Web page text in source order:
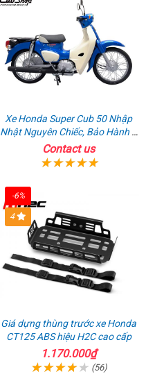
Xe Honda Super Cub 50 Nhập
Nhật Nguyên Chiếc, Bảo Hành 3
Năm
Contact us
-6%
4
Giá dựng thùng trước xe Honda
CT125 ABS hiệu H2C cao cấp
1.170.000₫
(56)